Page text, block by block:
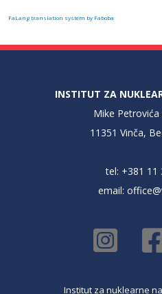
FaLang translation system by Faboba
INSTITUT ZA
Mike
11351 Vinča,
tel: +381 11
email:
Institut za nuklearne